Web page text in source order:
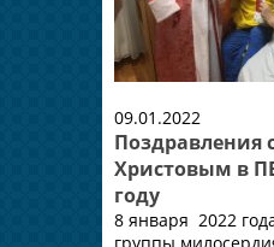
09.01.2022
Поздравления
Христовым в
году
8 января 2022
группы